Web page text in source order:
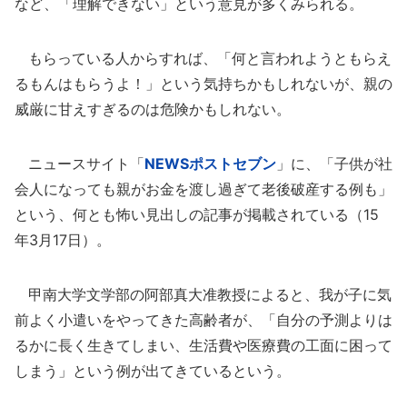
など、「理解できない」という意見が多くみられる。
もらっている人からすれば、「何と言われようともらえ
るもんはもらうよ！」という気持ちかもしれないが、親の
威厳に甘えすぎるのは危険かもしれない。
ニュースサイト「NEWSポストセブン 」に、「子供が社
会人になっても親がお金を渡し過ぎて老後破産する例も」
という、何とも怖い見出しの記事が掲載されている（15
年3月17日）。
甲南大学文学部の阿部真大准教授によると、我が子に気
前よく小遣いをやってきた高齢者が、「自分の予測よりは
るかに長く生きてしまい、生活費や医療費の工面に困って
しまう」という例が出てきているという。